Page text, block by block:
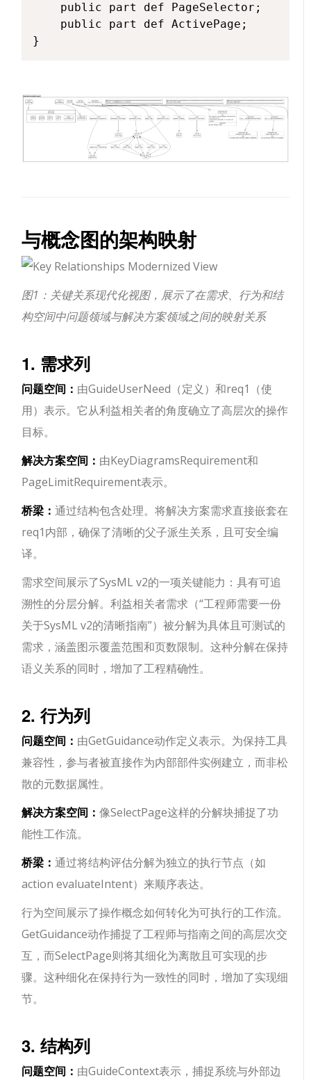
    public part def PageSelector;
    public part def ActivePage;
与概念图的架构映射
图1：关键关系现代化视图，展示了在需求、行为和结
构空间中问题领域与解决方案领域之间的映射关系
1. 需求列
问题空间： 由GuideUserNeed（定义）和req1（使
用）表示。它从利益相关者的角度确立了高层次的操作
目标。
解决方案空间： 由KeyDiagramsRequirement和
PageLimitRequirement表示。
桥梁：通过结构包含处理。将解决方案需求直接嵌套在
req1内部，确保了清晰的父子派生关系，且可安全编
译。
需求空间展示了SysML v2的一项关键能力：具有可追
溯性的分层分解。利益相关者需求（“工程师需要一份
关于SysML v2的清晰指南”）被分解为具体且可测试的
需求，涵盖图示覆盖范围和页数限制。这种分解在保持
语义关系的同时，增加了工程精确性。
2. 行为列
问题空间： 由GetGuidance动作定义表示。为保持工具
兼容性，参与者被直接作为内部部件实例建立，而非松
散的元数据属性。
解决方案空间：像SelectPage这样的分解块捕捉了功
能性工作流。
桥梁：通过将结构评估分解为独立的执行节点（如
action evaluateIntent）来顺序表达。
行为空间展示了操作概念如何转化为可执行的工作流。
GetGuidance动作捕捉了工程师与指南之间的高层次交
互，而SelectPage则将其细化为离散且可实现的步
骤。这种细化在保持行为一致性的同时，增加了实现细
节。
3. 结构列
问题空间： 由GuideContext表示，捕捉系统与外部边